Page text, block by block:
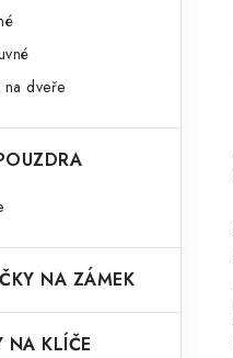
na dveře
NA ZÁMEK
NA KLÍČE